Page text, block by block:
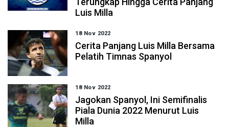
Luis Milla
18 Nov 2022
Cerita Panjang Luis Milla Bersama
Pelatih Timnas Spanyol
18 Nov 2022
Jagokan Spanyol, Ini Semifinalis
Piala Dunia 2022 Menurut Luis
Milla